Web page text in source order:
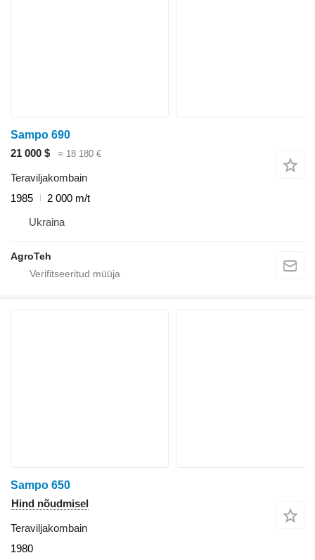
Sampo 690
21 000 $
≈ 18 180 €
Teraviljakombain
1985
2 000 m/t
Ukraina
AgroTeh
Sampo 650
Hind nõudmisel
Teraviljakombain
1980